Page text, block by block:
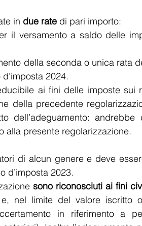
in due rate di pari importo:
il versamento a saldo delle
della seconda o unica rata
2024.
ai fini delle imposte sui
della precedente
dell’adeguamento: andrebbe
alla presente regolarizzazione.
di alcun genere e deve
d’imposta 2023.
sono riconosciuti ai fini
e, nel limite del valore iscritto
in riferimento a